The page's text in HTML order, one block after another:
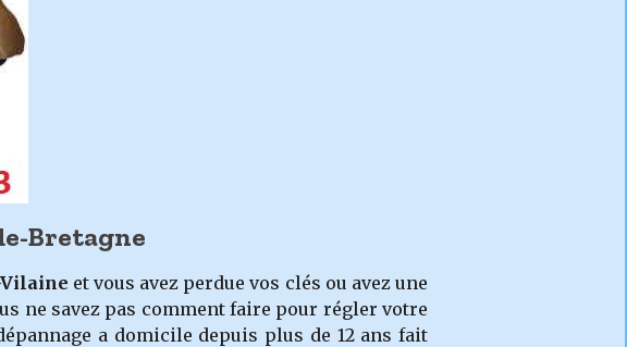
Bretagne
Vilaine et vous avez perdue vos clés ou avez une
ne savez pas comment faire pour régler votre
a domicile depuis plus de 12 ans fait